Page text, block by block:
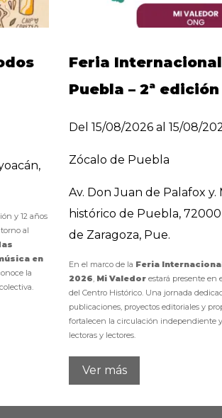
y 12 años
al
en
la
Feria
Puebla – 2ª edición
Del 15/08/2026 al 15/08/
Zócalo de Puebla
Av. Don Juan de Palafox
histórico de Puebla,
de Zaragoza, Pue.
En el marco de la Feria
2026 Mi Valedor estará presente en
del Centro Histórico. Una jornada
publicaciones, proyectos editoriales y
fortalecen la circulación independiente
lectoras y lectores.
Ver más